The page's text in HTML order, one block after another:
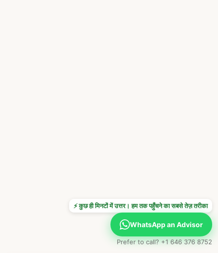
⚡ कुछ ही मिनटों में उत्तर। हम तक पहुँचने का सबसे तेज़ तरीका
WhatsApp an Advisor
Prefer to call? +1 646 376 8752